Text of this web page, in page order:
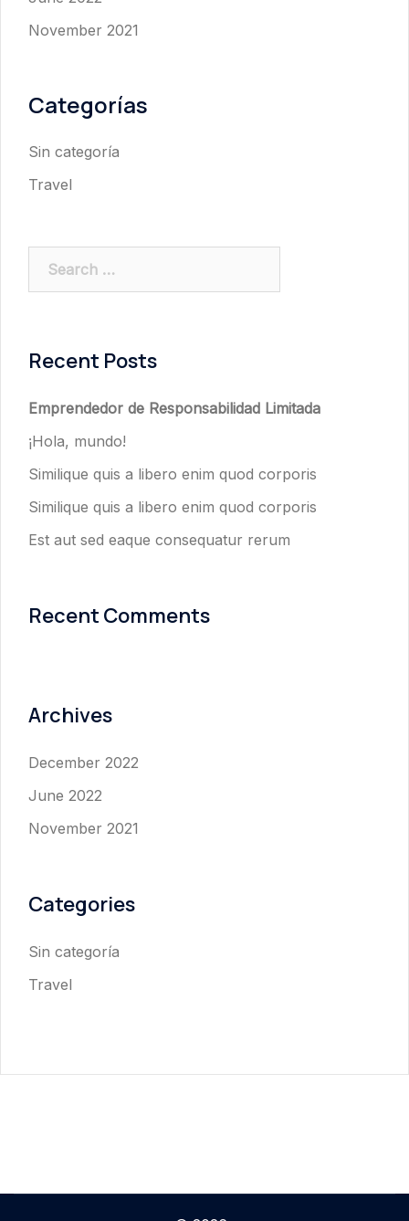
November 2021
Categorías
Sin categoría
Travel
Recent Posts
Emprendedor de Responsabilidad Limitada
¡Hola, mundo!
Similique quis a libero enim quod corporis
Similique quis a libero enim quod corporis
Est aut sed eaque consequatur rerum
Recent Comments
Archives
December 2022
June 2022
November 2021
Categories
Sin categoría
Travel